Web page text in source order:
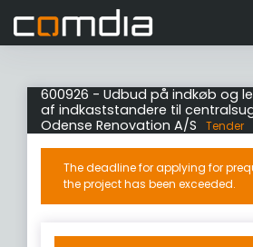
Go to login
600926 - Udbud på indkøb og
af indkaststandere til
Odense Renovation A/S
Tender
The deadline for applying for
the project has been exceeded.